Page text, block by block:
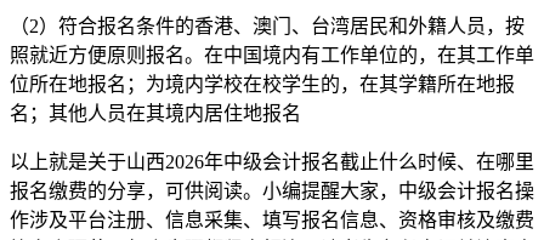
（2）符合报名条件的香港、澳门、台湾居民和外籍人员，按
照就近方便原则报名。在中国境内有工作单位的，在其工作单
位所在地报名；为境内学校在校学生的，在其学籍所在地报
名；其他人员在其境内居住地报名
以上就是关于山西2026年中级会计报名截止什么时候、在哪里
报名缴费的分享，可供阅读。小编提醒大家，中级会计报名操
作涉及平台注册、信息采集、填写报名信息、资格审核及缴费